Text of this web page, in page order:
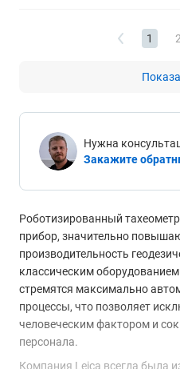
1 2
Нужна
Закажите
Роботизированный
прибор, значительно
производительность
классическим
стремятся максимально
процессы, что позволяет
человеческим фактором и
персонала.
Компания Leica всегда была